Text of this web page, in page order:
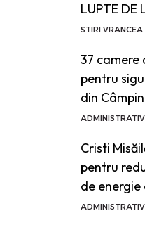
LUPTE DE
STIRI VRANCEA
37 camere
pentru
din
ADMINISTRATIV
Cristi
pentru
de energie
ADMINISTRATIV